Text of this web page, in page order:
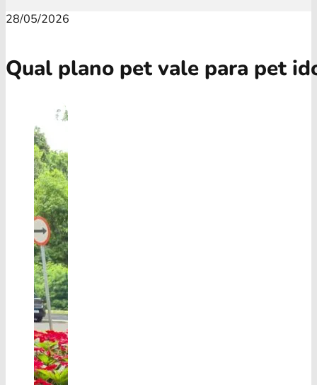
28/05/2026
Qual plano pet vale para pet